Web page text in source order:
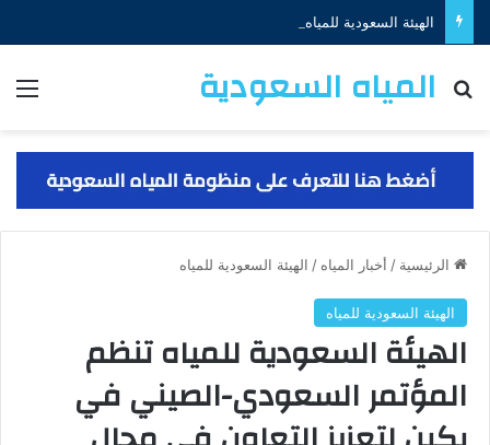
المياه السعودية
البحث عن
الرئيسية / أخبار المياه / الهيئة السعودية للمياه
الهيئة السعودية للمياه
الهيئة السعودية للمياه تنظم
المؤتمر السعودي-الصيني في